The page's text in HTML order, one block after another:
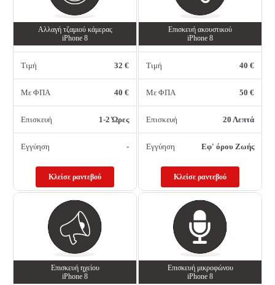
Αλλαγή τζαμιού κάμερας
iPhone 8
Τιμή 32 €
Με ΦΠΑ 40 €
Επισκευή 1-2 Ώρες
Εγγύηση -
Κλείσε ραντεβού
Επισκευή ακουστικού
iPhone 8
Τιμή 40 €
Με ΦΠΑ 50 €
Επισκευή 20 Λεπτά
Εγγύηση Εφ' όρου Ζωής
Κλείσε ραντεβού
Επισκευή ηχείου
iPhone 8
Επισκευή μικροφώνου
iPhone 8